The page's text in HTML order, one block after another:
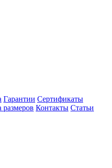
Гарантии Сертификаты
размеров Контакты Статьи